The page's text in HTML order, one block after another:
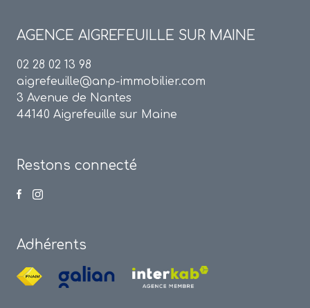
AGENCE AIGREFEUILLE SUR MAINE
02 28 02 13 98
aigrefeuille@anp-immobilier.com
3 Avenue de Nantes
44140 Aigrefeuille sur Maine
Restons connecté
Adhérents